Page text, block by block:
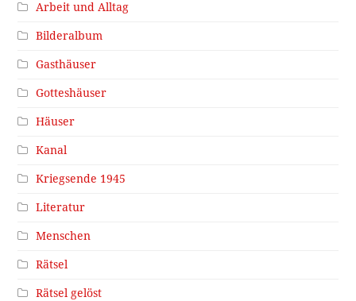
Arbeit und Alltag
Bilderalbum
Gasthäuser
Gotteshäuser
Häuser
Kanal
Kriegsende 1945
Literatur
Menschen
Rätsel
Rätsel gelöst